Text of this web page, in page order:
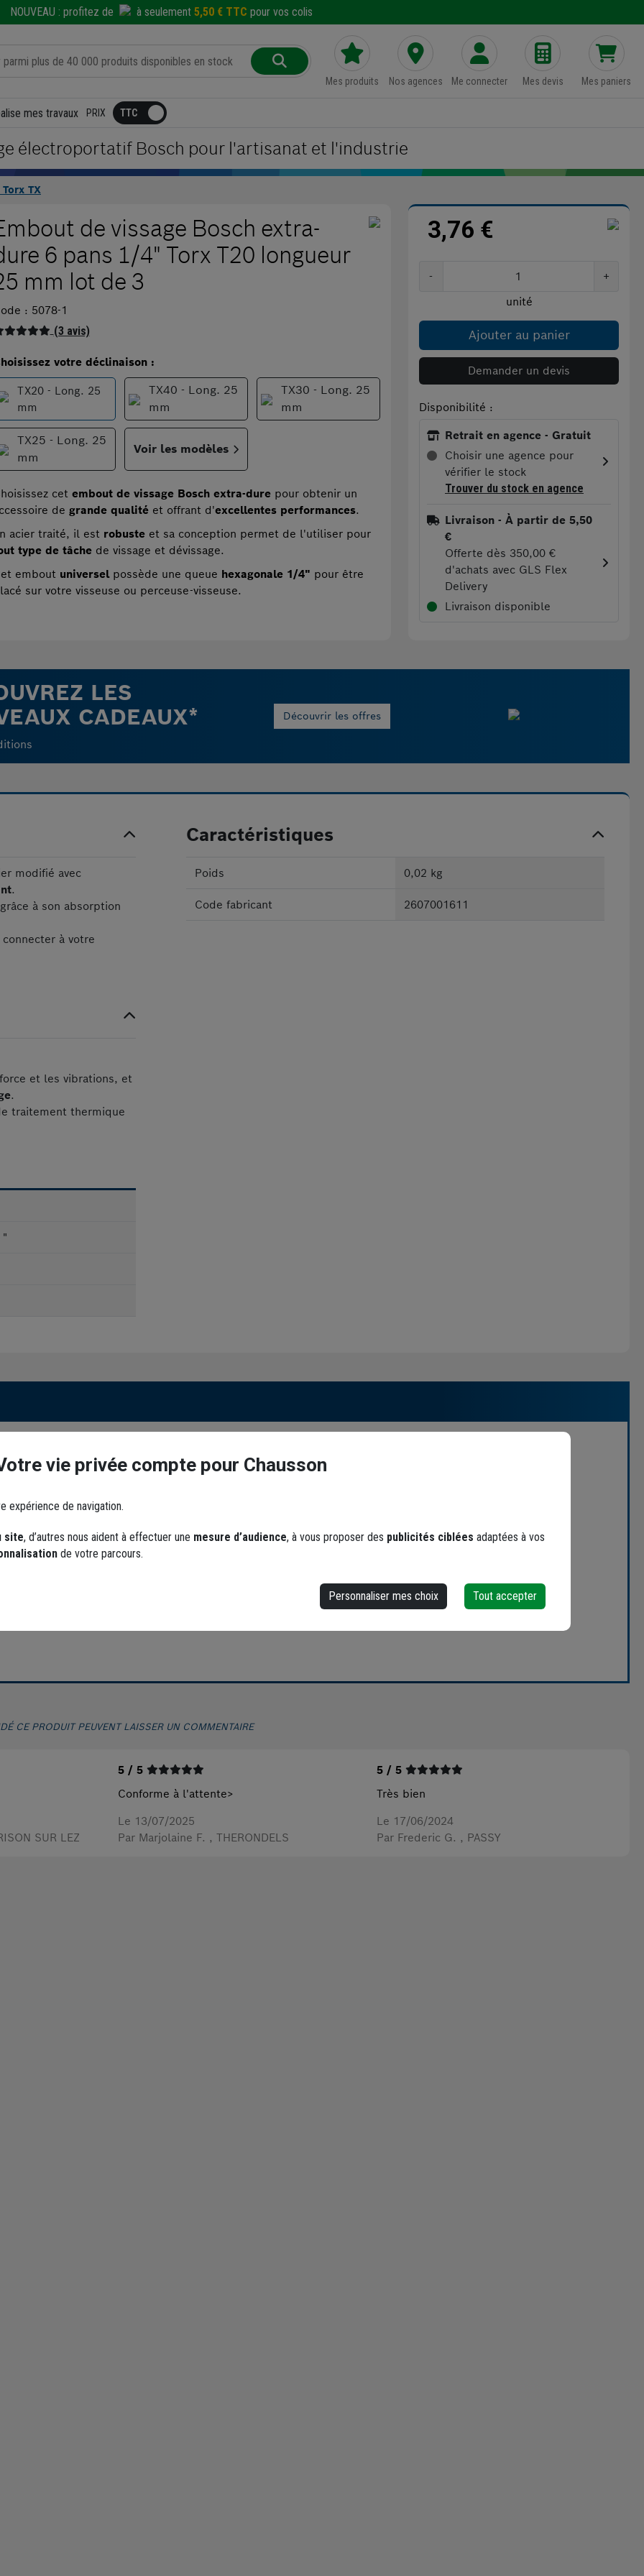
NOUVEAU : profitez de à seulement 5,50 € TTC pour vos colis
Mes produits Nos agences Me connecter Mes devis Mes paniers
mes travaux PRIX
électroportatif Bosch pour l'artisanat et l'industrie
TX
de vissage Bosch extra-
6 pans 1/4" Torx T20 longueur
mm lot de 3
: 5078-1
(3 avis)
votre déclinaison :
TX20 - Long. 25
mm
TX40 - Long. 25
mm
TX30 - Long. 25
mm
TX25 - Long. 25
mm
Voir les modèles
cet embout de vissage Bosch extra-durepour obtenir un
de grande qualitéet offrant d'excellentes performances.
acier traité, il est robusteet sa conception permet de l'utiliser pour
type de tâchede vissage et dévissage.
embout universelpossède une queue hexagonale 1/4" pour être
sur votre visseuse ou perceuse-visseuse.
3,76 €
- +
unité
Ajouter au panier
Demander un devis
Disponibilité :
Retrait en agence - Gratuit
Choisir une agence pour
vérifier le stock
Trouver du stock en agence
Livraison
€
Offerte dès 350,00 €
d'achats avec GLS Flex
Delivery
Livraison disponible
LES
CADEAUX*
Découvrir les offres
modifié avec
.
grâce à son absorption
à votre
et les vibrations, et
.
traitement thermique
"
Caractéristiques
Poids 0,02 kg
Code fabricant 2607001611
voici les étapes à suivre :
vous sur le sitehttps://www.bosch-
pouvez visualiser lavidéo d'aide Bosch
la rubrique
Extension de garantie
avec l'application
pouvez y télécharger votre
pouvez visualiser la
CE PRODUIT PEUVENT LAISSER UN COMMENTAIRE
SUR LEZ
5 / 5
Conforme à l'attente>
Le 13/07/2025
Par Marjolaine F. , THERONDELS
5 / 5
Très bien
Le 17/06/2024
Par Frederic G. , PASSY
vie privée compte pour Chausson
expérience de navigation.
site, d’autres nous aident à effectuer une mesure d’audience, à vous proposer des publicités ciblées adaptées à vos
de votre parcours.
Personnaliser mes choix Tout accepter